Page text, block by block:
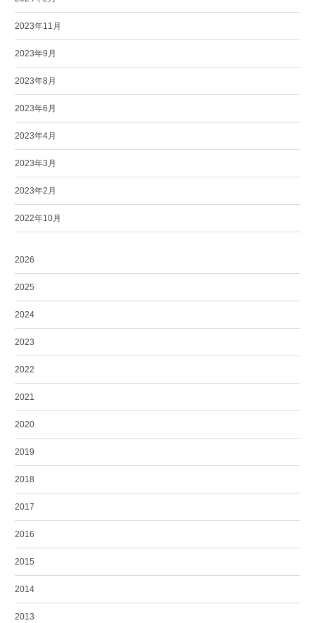
2023年11月
2023年9月
2023年8月
2023年6月
2023年4月
2023年3月
2023年2月
2022年10月
2026
2025
2024
2023
2022
2021
2020
2019
2018
2017
2016
2015
2014
2013